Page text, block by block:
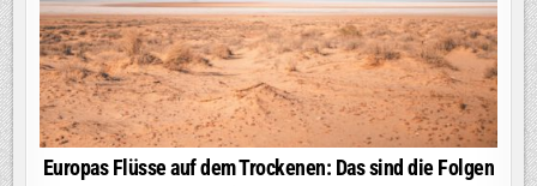
Europas Flüsse auf dem Trockenen: Das sind die Folgen